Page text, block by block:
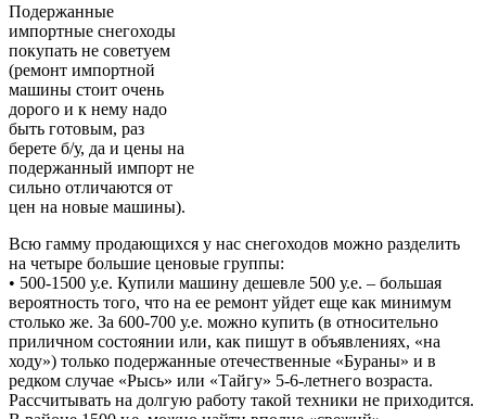
Подержанные
импортные снегоходы
покупать не советуем
(ремонт импортной
машины стоит очень
дорого и к нему надо
быть готовым, раз
берете б/у, да и цены на
подержанный импорт не
сильно отличаются от
цен на новые машины).
Всю гамму продающихся у нас снегоходов можно разделить
на четыре большие ценовые группы:
• 500-1500 у.е. Купили машину дешевле 500 у.е. – большая
вероятность того, что на ее ремонт уйдет еще как минимум
столько же. За 600-700 у.е. можно купить (в относительно
приличном состоянии или, как пишут в объявлениях, «на
ходу») только подержанные отечественные «Бураны» и в
редком случае «Рысь» или «Тайгу» 5-6-летнего возраста.
Рассчитывать на долгую работу такой техники не приходится.